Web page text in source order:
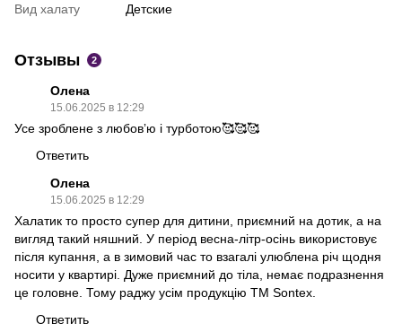
Вид халату
Детские
Отзывы 2
Олена
15.06.2025 в 12:29
Усе зроблене з любовʼю і турботою🥰🥰🥰
Ответить
Олена
15.06.2025 в 12:29
Халатик то просто супер для дитини, приємний на дотик, а на
вигляд такий няшний. У період весна-літр-осінь використовує
після купання, а в зимовий час то взагалі улюблена річ щодня
носити у квартирі. Дуже приємний до тіла, немає подразнення
це головне. Тому раджу усім продукцію ТМ Sontex.
Ответить